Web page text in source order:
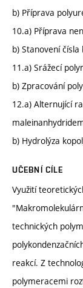
b) Příprava
10.a) Příprava
b) Stanovení čísla
11.a) Srážecí
b) Zpracování
12.a) Alternující
b) Hydrolýza
UČEBNÍ CÍLE
Využití
technických
reakcí. Z
polymeracemi